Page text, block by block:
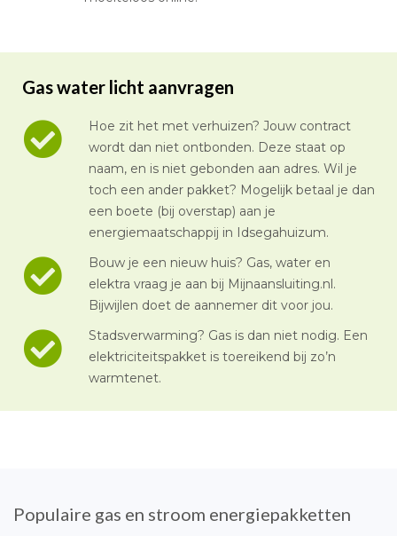
Gas water licht aanvragen
Hoe zit het met verhuizen? Jouw contract
wordt dan niet ontbonden. Deze staat op
naam, en is niet gebonden aan adres. Wil je
toch een ander pakket? Mogelijk betaal je dan
een boete (bij overstap) aan je
energiemaatschappij in Idsegahuizum.
Bouw je een nieuw huis? Gas, water en
elektra vraag je aan bij Mijnaansluiting.nl.
Bijwijlen doet de aannemer dit voor jou.
Stadsverwarming? Gas is dan niet nodig. Een
elektriciteitspakket is toereikend bij zo’n
warmtenet.
Populaire gas en stroom energiepakketten